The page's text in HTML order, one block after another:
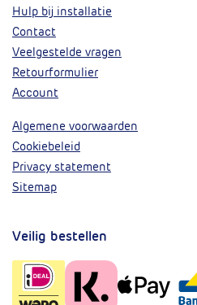
Hulp bij installatie
Contact
Veelgestelde vragen
Retourformulier
Account
Algemene voorwaarden
Cookiebeleid
Privacy statement
Sitemap
Veilig bestellen